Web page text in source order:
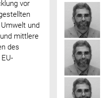
vor
und
mittlere
des